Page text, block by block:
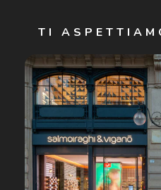
Cliccando su "Iscriviti",
acconsento all'utilizzo dei
Luxottica Group S.p.A. per
ed altre comunicazioni di
Informativa sulla privacyper
TI